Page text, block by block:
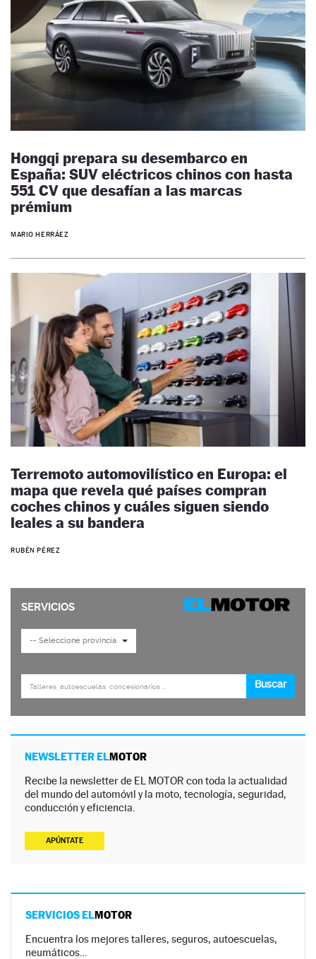
Hongqi prepara su desembarco en
España: SUV eléctricos chinos con hasta
551 CV que desafían a las marcas
prémium
MARIO HERRÁEZ
Terremoto automovilístico en Europa: el
mapa que revela qué países compran
coches chinos y cuáles siguen siendo
leales a su bandera
RUBÉN PÉREZ
NEWSLETTER ELMOTOR
Recibe la newsletter de EL MOTOR con toda la actualidad
del mundo del automóvil y la moto, tecnología, seguridad,
conducción y eficiencia.
APÚNTATE
SERVICIOS ELMOTOR
Encuentra los mejores talleres, seguros, autoescuelas,
neumáticos…